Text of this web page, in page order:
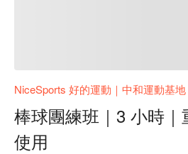
NiceSports 好的運動｜中和運動基地
棒球團練班｜3 小時
使用